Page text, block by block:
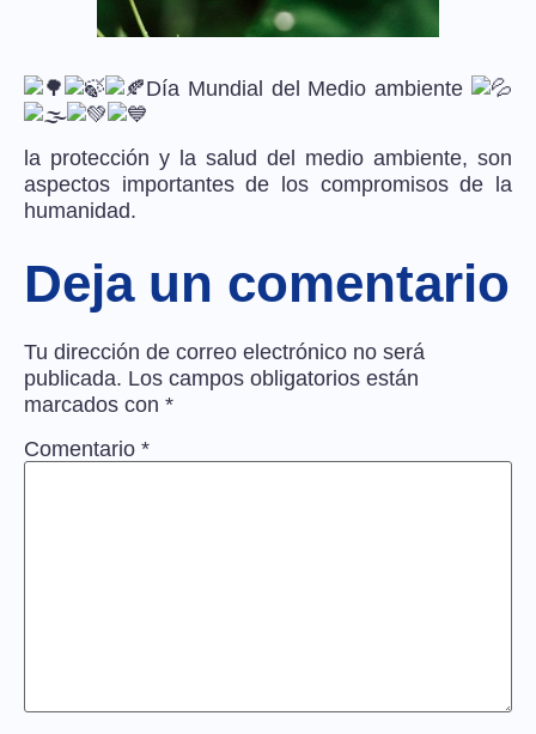
Día Mundial del Medio ambiente
la protección y la salud del medio ambiente, son
aspectos importantes de los compromisos de la
humanidad.
Deja un comentario
Tu dirección de correo electrónico no será
publicada. Los campos obligatorios están
marcados con *
Comentario *